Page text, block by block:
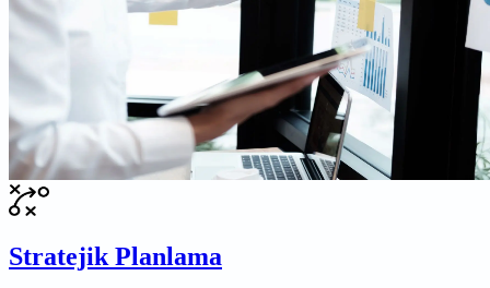
Stratejik Planlama